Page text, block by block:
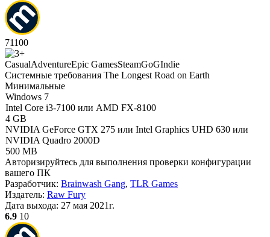
71100
CasualAdventureEpic GamesSteamGoGIndie
Системные требования The Longest Road on Earth
Минимальные
Windows 7
Intel Core i3-7100 или AMD FX-8100
4 GB
NVIDIA GeForce GTX 275 или Intel Graphics UHD 630 или
NVIDIA Quadro 2000D
500 MB
Авторизируйтесь для выполнения проверки конфигурации
вашего ПК
Разработчик: Brainwash Gang, TLR Games
Издатель: Raw Fury
Дата выхода: 27 мая 2021г.
6.9 10